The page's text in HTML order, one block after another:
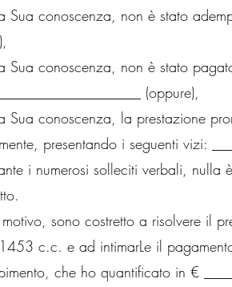
Sua conoscenza, non è stato
Sua conoscenza, non è stato
(oppure),
Sua conoscenza, la prestazione
presentando i seguenti vizi:
i numerosi solleciti verbali,
motivo, sono costretto a risolvere il
c.c. e ad intimarLe il
che ho quantificato in €